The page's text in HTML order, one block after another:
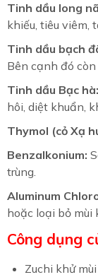
Tinh dầu long
khiếu, tiêu viêm,
Tinh dầu bạch
Bên cạnh đó
Tinh dầu Bạc hà:
hôi, diệt khuẩn,
Thymol (cỏ Xạ
Benzalkonium:
trùng.
Aluminum
hoặc loại bỏ mùi
Công dụng
Zuchi khử